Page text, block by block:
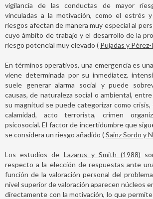
vigilancia de las conductas de mayor
vinculadas a la motivación, como el estrés
riesgos afectan de manera muy especial al
cuyo ámbito de trabajo y el desarrollo de la
riesgo potencial muy elevado ( Pujadas y
En términos operativos, una emergencia es
viene determinada por su inmediatez,
suele generar alarma social y puede
causas, de naturaleza social o ambiental,
su magnitud se puede categorizar como
calamidad, acto terrorista, crimen
psicosocial. El factor de incertidumbre que
se considera un riesgo añadido (Sainz Sordo y
Los estudios de Lazarus y Smith (1988)
respecto a la elección de respuestas ante
función de la valoración personal del
nivel superior de valoración aparecen núcleos
directamente con la motivación, lo que